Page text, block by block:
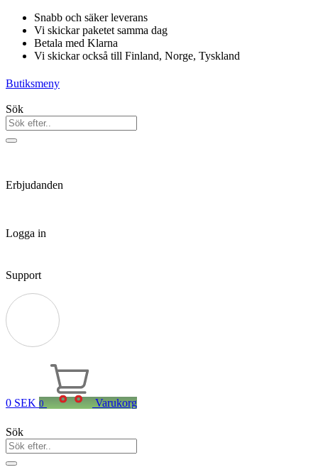
Hoppa
innehåll
Snabb och säker leverans
Vi skickar paketet samma dag
Betala med Klarna
Vi skickar också till Finland, Norge, Tyskland
Butiksmeny
Sök
Erbjudanden
Logga in
Support
0 SEK 0 Varukorg
Sök